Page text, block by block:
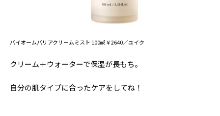
バイオームバリアクリームミスト 100㎖￥2640／ユイク
クリーム＋ウォーターで保湿が長もち。
自分の肌タイプに合ったケアをしてね！